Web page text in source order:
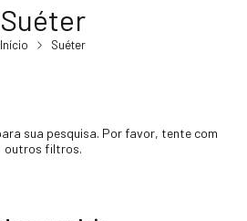
Suéter
Início Suéter
sua pesquisa. Por favor, tente com
outros filtros.